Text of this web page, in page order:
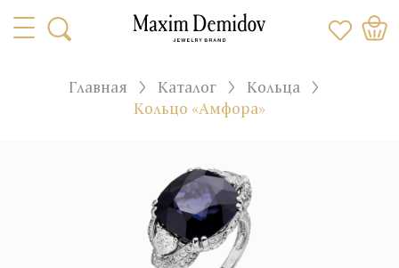
Главная Каталог
Кольца
Кольцо «Амфора»